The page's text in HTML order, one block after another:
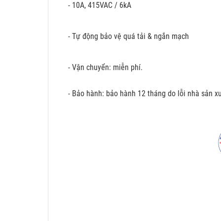
- 10A, 415VAC / 6kA
- Tự động bảo vệ quá tải & ngắn mạch
- Vận chuyển: miễn phí.
- Bảo hành: bảo hành 12 tháng do lỗi nhà sản